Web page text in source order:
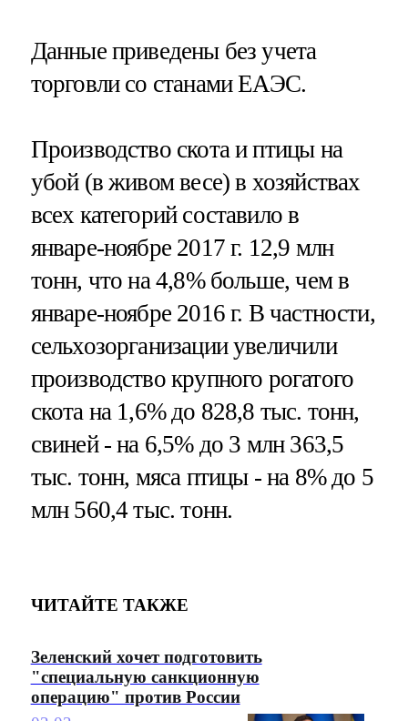
Данные приведены без учета
торговли со станами ЕАЭС.
Производство скота и птицы на
убой (в живом весе) в хозяйствах
всех категорий составило в
январе-ноябре 2017 г. 12,9 млн
тонн, что на 4,8% больше, чем в
январе-ноябре 2016 г. В частности,
сельхозорганизации увеличили
производство крупного рогатого
скота на 1,6% до 828,8 тыс. тонн,
свиней - на 6,5% до 3 млн 363,5
тыс. тонн, мяса птицы - на 8% до 5
млн 560,4 тыс. тонн.
ЧИТАЙТЕ ТАКЖЕ
Зеленский хочет подготовить
"специальную санкционную
операцию" против России